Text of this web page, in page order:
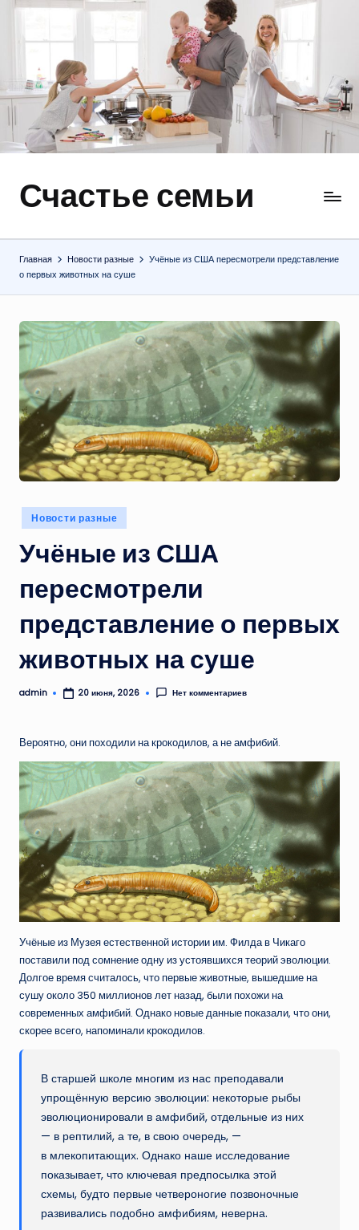
содержимому
Счастье семьи
Быт,
отношения
Главная Новости разные
Учёные из США пересмотрели представление
о первых животных на суше
Опубликовано
в
Новости разные
Учёные из США
пересмотрели
представление о первых
животных на суше
Запись
admin 20 июня, 2026 Нет комментариев
Вероятно, они походили на крокодилов, а не амфибий.
Учёные из Музея естественной истории им. Филда в Чикаго
поставили под сомнение одну из устоявшихся теорий эволюции.
Долгое время считалось, что первые животные, вышедшие на
сушу около 350 миллионов лет назад, были похожи на
современных амфибий. Однако новые данные показали, что они,
скорее всего, напоминали крокодилов.
В старшей школе многим из нас преподавали
упрощённую версию эволюции: некоторые рыбы
эволюционировали в амфибий, отдельные из них
— в рептилий, а те, в свою очередь, —
в млекопитающих. Однако наше исследование
показывает, что ключевая предпосылка этой
схемы, будто первые четвероногие позвоночные
развивались подобно амфибиям, неверна.